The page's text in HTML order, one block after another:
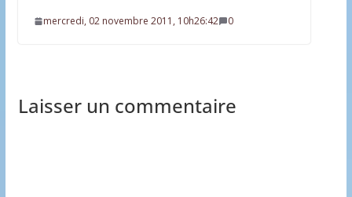
mercredi, 02 novembre 2011, 10h26:42 0
Laisser un commentaire